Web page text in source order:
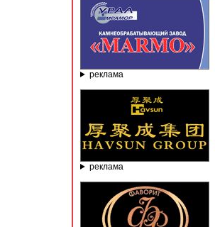
реклама
реклама